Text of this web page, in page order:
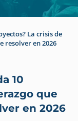
La crisis de
resolver en 2026
10
que
en 2026